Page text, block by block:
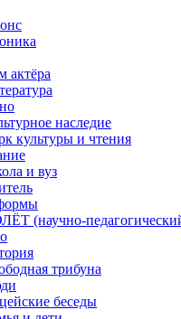
актёра
наследие
культуры и чтения
и вуз
(научно-
трибуна
беседы